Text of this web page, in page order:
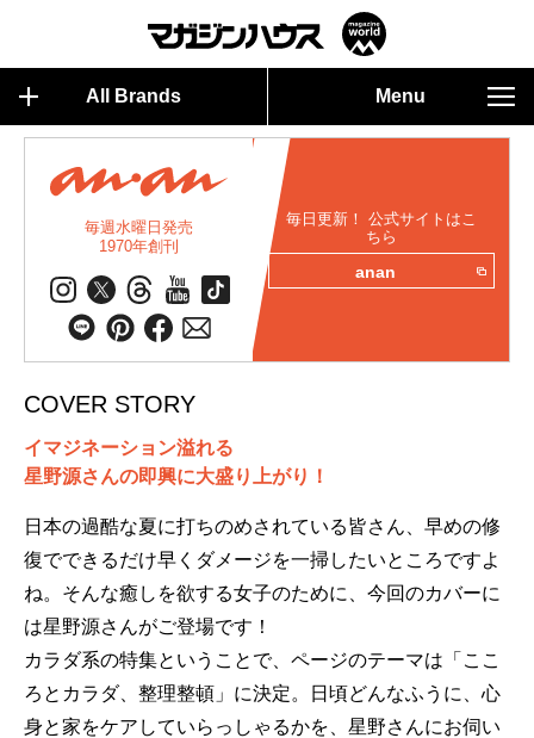
All Brands Menu
毎週水曜日発売
1970年創刊
毎日更新！ 公式サイトはこ
ちら
anan
COVER STORY
イマジネーション溢れる
星野源さんの即興に大盛り上がり！
日本の過酷な夏に打ちのめされている皆さん、早めの修
復でできるだけ早くダメージを一掃したいところですよ
ね。そんな癒しを欲する女子のために、今回のカバーに
は星野源さんがご登場です！
カラダ系の特集ということで、ページのテーマは「ここ
ろとカラダ、整理整頓」に決定。日頃どんなふうに、心
身と家をケアしていらっしゃるかを、星野さんにお伺い